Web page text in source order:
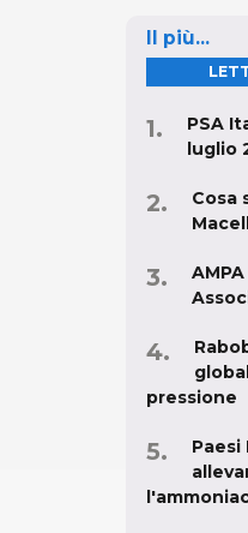
Il più...
PSA
luglio
Cosa
pressione
Paesi